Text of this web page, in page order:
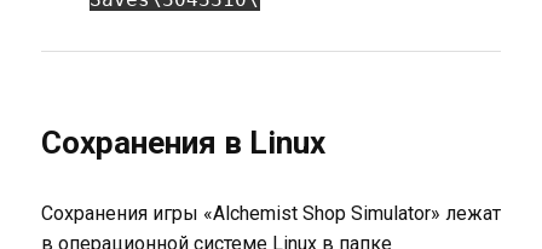
Сохранения в Linux
Сохранения игры «Alchemist Shop Simulator» лежат
в операционной системе Linux в папке